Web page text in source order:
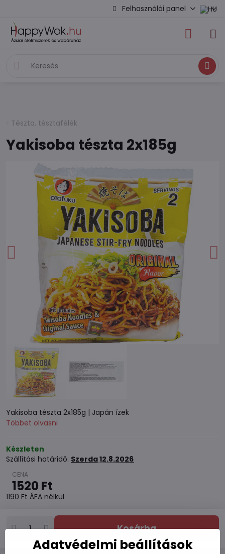
Felhasználói panel
Keresés
Tészta, tésztafélék
Yakisoba tészta 2x185g
Yakisoba tészta 2x185g | Japán ízek
Többet olvasni
Készleten
Szállítási határidő: Szerda12.8.2026
1520 Ft
1190 Ft ÁFA nélkül
Kosárba
Adatvédelmi beállítások